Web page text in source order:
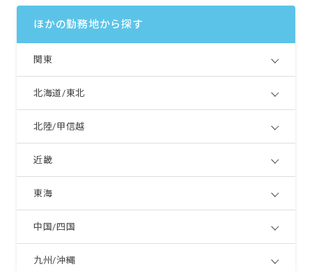
ほかの勤務地から探す
関東
北海道/東北
北陸/甲信越
近畿
東海
中国/四国
九州/沖縄